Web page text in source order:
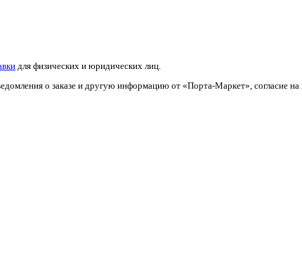
для физических и юридических лиц.
о заказе и другую информацию от «Порта-Маркет», согласие